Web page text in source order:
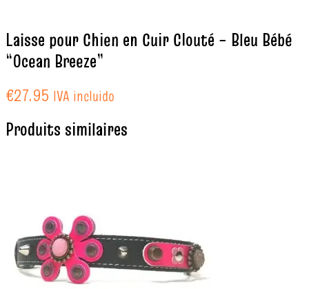
Laisse pour Chien en Cuir Clouté – Bleu Bébé
“Ocean Breeze”
€27.95 IVA incluido
Produits similaires